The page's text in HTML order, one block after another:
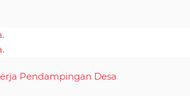
.
Pendampingan Desa